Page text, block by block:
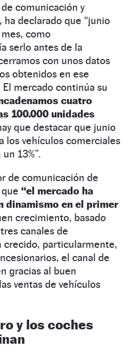
comunicación y
ha declarado que “junio
como
serlo antes de la
con unos datos
obtenidos en ese
mercado continúa su
cuatro
100.000 unidades
que destacar que junio
los vehículos comerciales
13%”.
de comunicación de
que “el mercado ha
dinamismo en el primer
crecimiento, basado
canales de
crecido, particularmente,
el canal de
gracias al buen
ventas de vehículos
y los coches